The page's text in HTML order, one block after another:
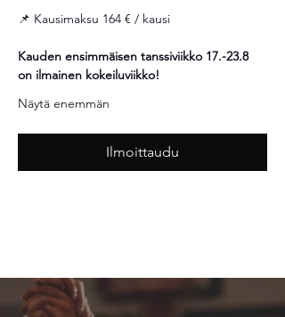
📌 Kausimaksu 164 € / kausi
Kauden ensimmäisen tanssiviikko 17.-23.8
on ilmainen kokeiluviikko!
Näytä enemmän
Ilmoittaudu